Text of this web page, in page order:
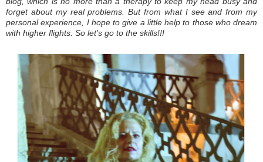
forget about my real problems. But from what I see and from my
personal experience, I hope to give a little help to those who dream
with higher flights. So let's go to the skills!!!